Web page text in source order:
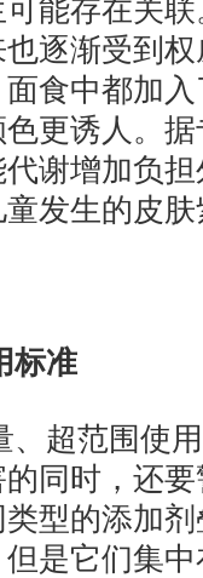
能存在关
逐渐受到
食中都加
更诱人。
谢增加负
发生的皮
标准
、超范围使
同时，还
型的添加
是它们集